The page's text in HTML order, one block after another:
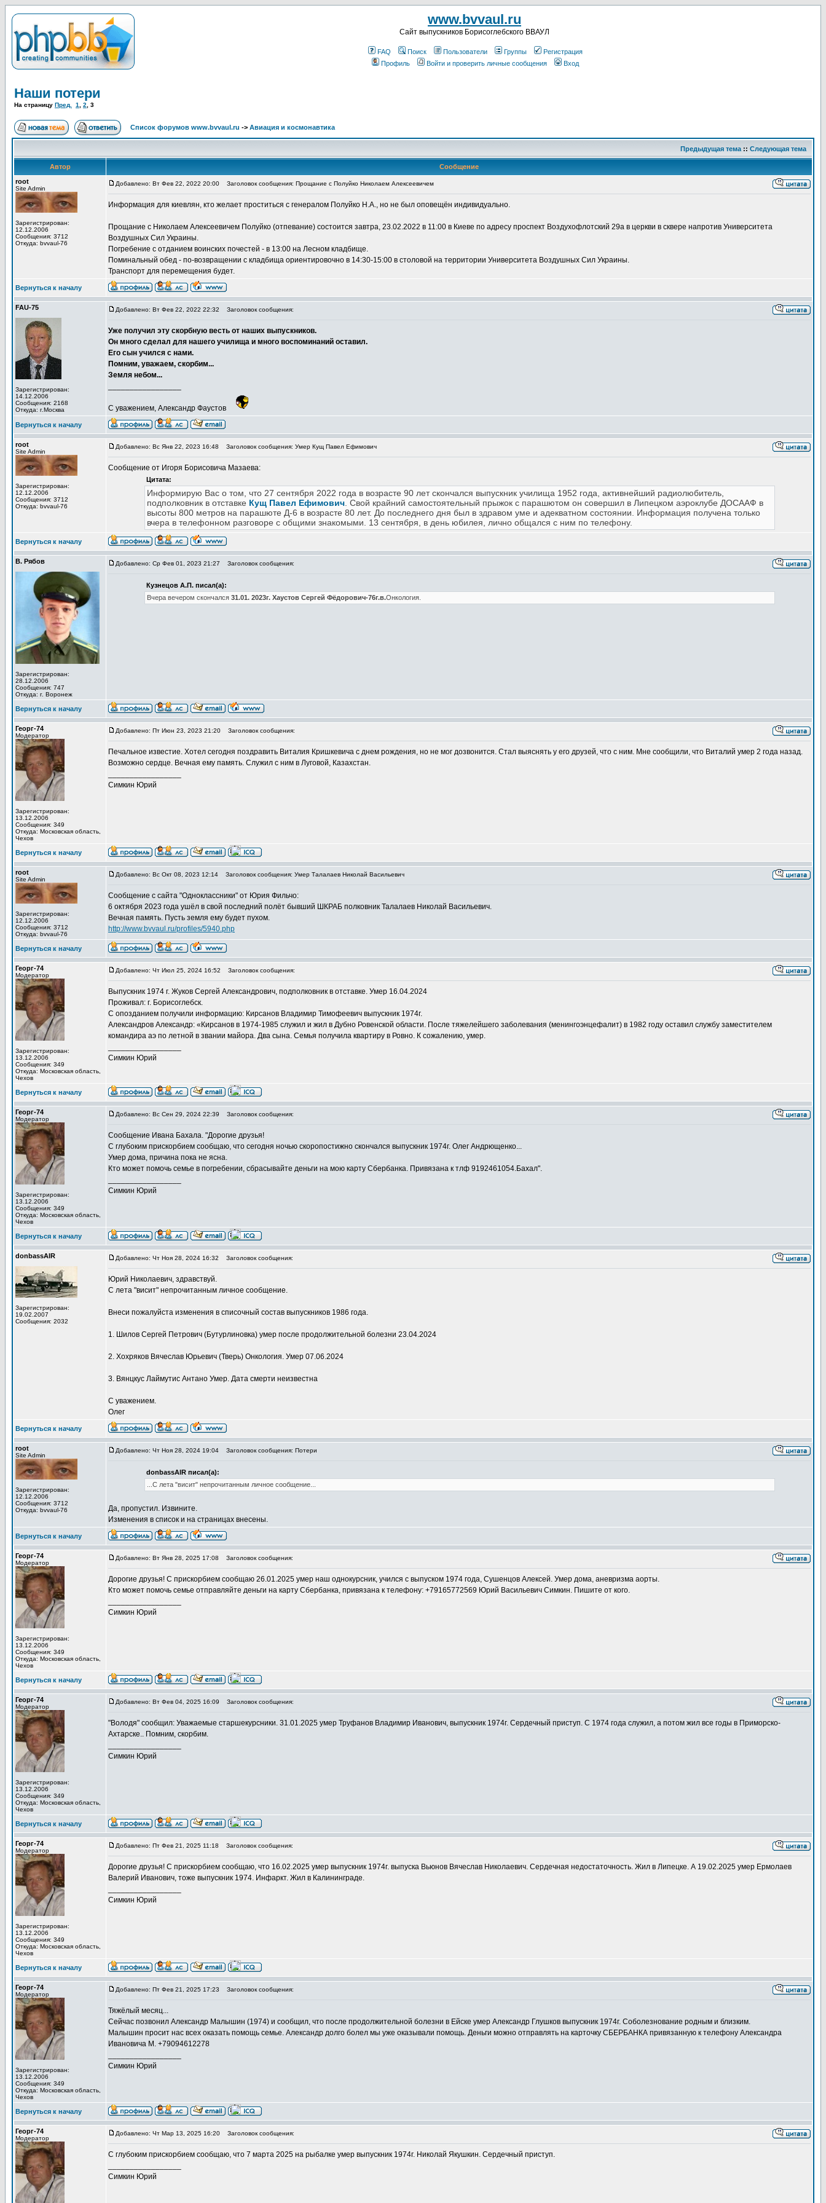
www.bvvaul.ru
Cайт выпускников Борисоглебского ВВАУЛ
FAQ Поиск Пользователи Группы
Регистрация
Профиль
Войти и проверить личные сообщения Вход
Наши потери
На страницу Пред. 1 2 3
Список форумов www.bvvaul.ru -> Авиация и космонавтика
Предыдущая тема :: Следующая тема
Автор
Сообщение
root
Site Admin
Зарегистрирован:
12.12.2006
Сообщения: 3712
Откуда: bvvaul-76
Добавлено: Вт Фев 22, 2022 20:00 Заголовок сообщения: Прощание с Полуйко Николаем Алексеевичем
Информация для киевлян, кто желает проститься с генералом Полуйко Н.А., но не был оповещён индивидуально.
Прощание с Николаем Алексеевичем Полуйко (отпевание) состоится завтра, 23.02.2022 в 11:00 в Киеве по адресу проспект Воздухофлотский 29а в церкви в сквере напротив Университета
Воздушных Сил Украины.
Погребение с отданием воинских почестей - в 13:00 на Лесном кладбище.
Поминальный обед - по-возвращении с кладбища ориентировочно в 14:30-15:00 в столовой на территории Университета Воздушных Сил Украины.
Транспорт для перемещения будет.
Вернуться к началу
FAU-75
Зарегистрирован:
14.12.2006
Сообщения: 2168
Откуда: г.Москва
Добавлено: Вт Фев 22, 2022 22:32 Заголовок сообщения:
Уже получил эту скорбную весть от наших выпускников.
Он много сделал для нашего училища и много воспоминаний оставил.
Его сын учился с нами.
Помним, уважаем, скорбим...
Земля небом...
С уважением, Александр Фаустов
Вернуться к началу
root
Site Admin
Зарегистрирован:
12.12.2006
Сообщения: 3712
Откуда: bvvaul-76
Добавлено: Вс Янв 22, 2023 16:48 Заголовок сообщения: Умер Кущ Павел Ефимович
Сообщение от Игоря Борисовича Мазаева:
Цитата:
Информирую Вас о том, что 27 сентября 2022 года в возрасте 90 лет скончался выпускник училища 1952 года, активнейший радиолюбитель,
подполковник в отставке Кущ Павел Ефимович. Свой крайний самостоятельный прыжок с парашютом он совершил в Липецком аэроклубе ДОСААФ в
высоты 800 метров на парашюте Д-6 в возрасте 80 лет. До последнего дня был в здравом уме и адекватном состоянии. Информация получена только
вчера в телефонном разговоре с общими знакомыми. 13 сентября, в день юбилея, лично общался с ним по телефону.
Вернуться к началу
В. Рябов
Зарегистрирован:
28.12.2006
Сообщения: 747
Откуда: г. Воронеж
Добавлено: Ср Фев 01, 2023 21:27 Заголовок сообщения:
Кузнецов А.П. писал(а):
Вчера вечером скончался 31.01. 2023г. Хаустов Сергей Фёдорович-76г.в.Онкология.
Вернуться к началу
Георг-74
Модератор
Зарегистрирован:
13.12.2006
Сообщения: 349
Откуда: Московская область,
Чехов
Добавлено: Пт Июн 23, 2023 21:20 Заголовок сообщения:
Печальное известие. Хотел сегодня поздравить Виталия Кришкевича с днем рождения, но не мог дозвонится. Стал выяснять у его друзей, что с ним. Мне сообщили, что Виталий умер 2 года назад.
Возможно сердце. Вечная ему память. Служил с ним в Луговой, Казахстан.
Симкин Юрий
Вернуться к началу
root
Site Admin
Зарегистрирован:
12.12.2006
Сообщения: 3712
Откуда: bvvaul-76
Добавлено: Вс Окт 08, 2023 12:14 Заголовок сообщения: Умер Талалаев Николай Васильевич
Сообщение с сайта "Одноклассники" от Юрия Фильчо:
6 октября 2023 года ушёл в свой последний полёт бывший ШКРАБ полковник Талалаев Николай Васильевич.
Вечная память. Пусть земля ему будет пухом.
http://www.bvvaul.ru/profiles/5940.php
Вернуться к началу
Георг-74
Модератор
Зарегистрирован:
13.12.2006
Сообщения: 349
Откуда: Московская область,
Чехов
Добавлено: Чт Июл 25, 2024 16:52 Заголовок сообщения:
Выпускник 1974 г. Жуков Сергей Александрович, подполковник в отставке. Умер 16.04.2024
Проживал: г. Борисоглебск.
С опозданием получили информацию: Кирсанов Владимир Тимофеевич выпускник 1974г.
Александров Александр: «Кирсанов в 1974-1985 служил и жил в Дубно Ровенской области. После тяжелейшего заболевания (менингоэнцефалит) в 1982 году оставил службу заместителем
командира аэ по летной в звании майора. Два сына. Семья получила квартиру в Ровно. К сожалению, умер.
Симкин Юрий
Вернуться к началу
Георг-74
Модератор
Зарегистрирован:
13.12.2006
Сообщения: 349
Откуда: Московская область,
Чехов
Добавлено: Вс Сен 29, 2024 22:39 Заголовок сообщения:
Сообщение Ивана Бахала. "Дорогие друзья!
С глубоким прискорбием сообщаю, что сегодня ночью скоропостижно скончался выпускник 1974г. Олег Андрющенко...
Умер дома, причина пока не ясна.
Кто может помочь семье в погребении, сбрасывайте деньги на мою карту Сбербанка. Привязана к тлф 9192461054.Бахал".
Симкин Юрий
Вернуться к началу
donbassAIR
Зарегистрирован:
19.02.2007
Сообщения: 2032
Добавлено: Чт Ноя 28, 2024 16:32 Заголовок сообщения:
Юрий Николаевич, здравствуй.
С лета "висит" непрочитанным личное сообщение.
Внеси пожалуйста изменения в списочный состав выпускников 1986 года.
1. Шилов Сергей Петрович (Бутурлиновка) умер после продолжительной болезни 23.04.2024
2. Хохряков Вячеслав Юрьевич (Тверь) Онкология. Умер 07.06.2024
3. Вянцкус Лаймутис Антано Умер. Дата смерти неизвестна
С уважением.
Олег
Вернуться к началу
root
Site Admin
Зарегистрирован:
12.12.2006
Сообщения: 3712
Откуда: bvvaul-76
Добавлено: Чт Ноя 28, 2024 19:04 Заголовок сообщения: Потери
donbassAIR писал(а):
...С лета "висит" непрочитанным личное сообщение...
Да, пропустил. Извините.
Изменения в список и на страницах внесены.
Вернуться к началу
Георг-74
Модератор
Зарегистрирован:
13.12.2006
Сообщения: 349
Откуда: Московская область,
Чехов
Добавлено: Вт Янв 28, 2025 17:08 Заголовок сообщения:
Дорогие друзья! С прискорбием сообщаю 26.01.2025 умер наш однокурсник, учился с выпуском 1974 года, Сушенцов Алексей. Умер дома, аневризма аорты.
Кто может помочь семье отправляйте деньги на карту Сбербанка, привязана к телефону: +79165772569 Юрий Васильевич Симкин. Пишите от кого.
Симкин Юрий
Вернуться к началу
Георг-74
Модератор
Зарегистрирован:
13.12.2006
Сообщения: 349
Откуда: Московская область,
Чехов
Добавлено: Вт Фев 04, 2025 16:09 Заголовок сообщения:
"Володя" сообщил: Уважаемые старшекурсники. 31.01.2025 умер Труфанов Владимир Иванович, выпускник 1974г. Сердечный приступ. С 1974 года служил, а потом жил все годы в Приморско-
Ахтарске.. Помним, скорбим.
Симкин Юрий
Вернуться к началу
Георг-74
Модератор
Зарегистрирован:
13.12.2006
Сообщения: 349
Откуда: Московская область,
Чехов
Добавлено: Пт Фев 21, 2025 11:18 Заголовок сообщения:
Дорогие друзья! С прискорбием сообщаю, что 16.02.2025 умер выпускник 1974г. выпуска Вьюнов Вячеслав Николаевич. Сердечная недостаточность. Жил в Липецке. А 19.02.2025 умер Ермолаев
Валерий Иванович, тоже выпускник 1974. Инфаркт. Жил в Калининграде.
Симкин Юрий
Вернуться к началу
Георг-74
Модератор
Зарегистрирован:
13.12.2006
Сообщения: 349
Откуда: Московская область,
Чехов
Добавлено: Пт Фев 21, 2025 17:23 Заголовок сообщения:
Тяжёлый месяц...
Сейчас позвонил Александр Малышин (1974) и сообщил, что после продолжительной болезни в Ейске умер Александр Глушков выпускник 1974г. Соболезнование родным и близким.
Малышин просит нас всех оказать помощь семье. Александр долго болел мы уже оказывали помощь. Деньги можно отправлять на карточку СБЕРБАНКА привязанную к телефону Александра
Ивановича М. +79094612278
Симкин Юрий
Вернуться к началу
Георг-74
Модератор
Добавлено: Чт Мар 13, 2025 16:20 Заголовок сообщения:
С глубоким прискорбием сообщаю, что 7 марта 2025 на рыбалке умер выпускник 1974г. Николай Якушкин. Сердечный приступ.
Симкин Юрий